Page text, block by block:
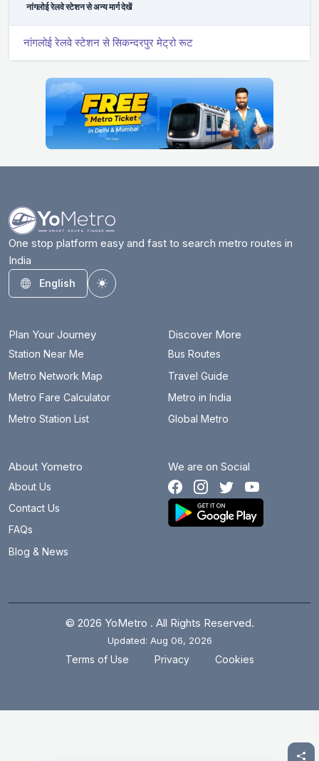
नांगलोई रेलवे स्टेशन से अन्य मार्ग देखें
नांगलोई रेलवे स्टेशन से सिकन्दरपुर मेट्रो रूट
One stop platform easy and fast to search metro routes in
India
English
Toggle theme
Plan Your Journey
Station Near Me
Metro Network Map
Metro Fare Calculator
Metro Station List
Discover More
Bus Routes
Travel Guide
Metro in India
Global Metro
About Yometro
About Us
Contact Us
FAQs
Blog & News
We are on Social
© 2026 YoMetro . All Rights Reserved.
Updated: Aug 06, 2026
Terms of Use Privacy Cookies